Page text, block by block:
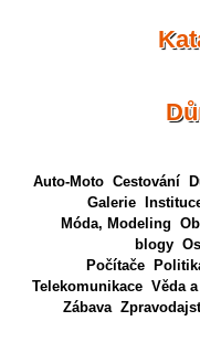
Auto-Moto Cestování
Galerie
Móda, Modeling
blogy
Počítače
Telekomunikace Věda
Zábava